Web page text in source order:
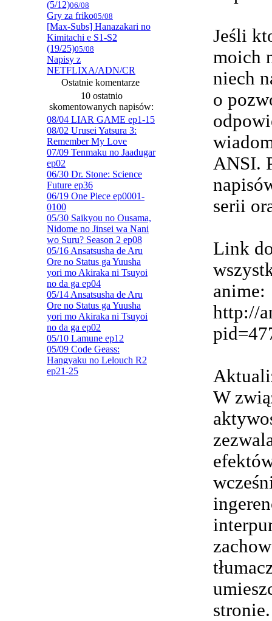
(5/12)06/08
Gry za friko05/08
[Max-Subs] Hanazakari no
Kimitachi e S1-S2
(19/25)05/08
Napisy z
NETFLIXA/ADN/CR
Ostatnie komentarze
10 ostatnio
skomentowanych napisów:
08/04 LIAR GAME ep1-15
08/02 Urusei Yatsura 3:
Remember My Love
07/09 Tenmaku no Jaadugar
ep02
06/30 Dr. Stone: Science
Future ep36
06/19 One Piece ep0001-
0100
05/30 Saikyou no Ousama,
Nidome no Jinsei wa Nani
wo Suru? Season 2 ep08
05/16 Ansatsusha de Aru
Ore no Status ga Yuusha
yori mo Akiraka ni Tsuyoi
no da ga ep04
05/14 Ansatsusha de Aru
Ore no Status ga Yuusha
yori mo Akiraka ni Tsuyoi
no da ga ep02
05/10 Lamune ep12
05/09 Code Geass:
Hangyaku no Lelouch R2
ep21-25
Jeśli
moich
niech
o
ANSI.
serii
Link
anime:
http://
W
stronie.